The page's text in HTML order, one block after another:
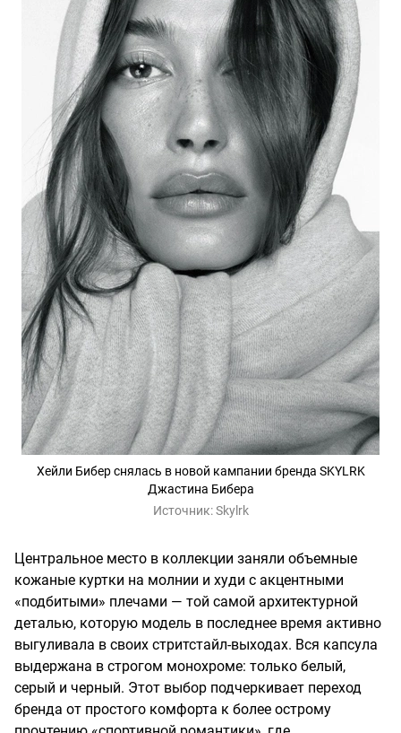
Хейли Бибер снялась в новой кампании бренда SKYLRK
Джастина Бибера
Источник:Skylrk
Центральное место в коллекции заняли объемные
кожаные куртки на молнии и худи с акцентными
«подбитыми» плечами — той самой архитектурной
деталью, которую модель в последнее время активно
выгуливала в своих стритстайл-выходах. Вся капсула
выдержана в строгом монохроме: только белый,
серый и черный. Этот выбор подчеркивает переход
бренда от простого комфорта к более острому